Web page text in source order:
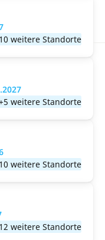
weitere Standorte
weitere Standorte
weitere Standorte
weitere Standorte